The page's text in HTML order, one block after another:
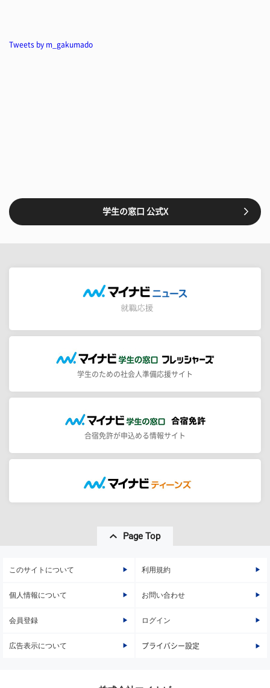
Tweets by m_gakumado
学生の窓口 公式X
学生のための社会人準備応援サイト
合宿免許が申込める情報サイト
Page Top
このサイトについて 利用規約
個人情報について お問い合わせ
会員登録 ログイン
広告表示について プライバシー設定